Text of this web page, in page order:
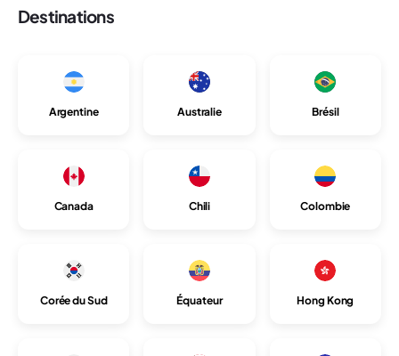
Destinations
Argentine Australie Brésil
Canada Chili Colombie
Corée du Sud Équateur Hong Kong